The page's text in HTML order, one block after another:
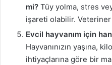
mi? Tüy yolma, stres
işareti olabilir.
Evcil hayvanım için
Hayvanınızın yaşına,
ihtiyaçlarına göre bir